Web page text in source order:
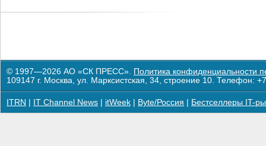
© 1997—2026 АО «СК ПРЕСС». Политика конфиденциальности
109147 г. Москва, ул. Марксистская, 34, строение 10. Телефон:
ITRN IT Channel News itWeek Byte/Россия Бестселлеры IT-